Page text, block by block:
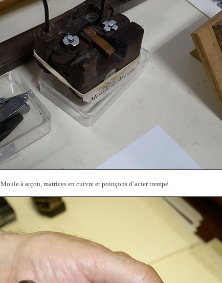
Moule à arçon, matrices en cuivre et poinçons d’acier trempé.